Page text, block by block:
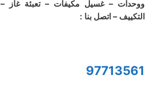
ووحدات – غسيل مكيفات – تعبئة غاز
التكييف – اتصل بنا :
97713561